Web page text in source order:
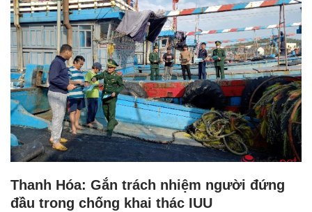
Thanh Hóa: Gắn trách nhiệm người đứng
đầu trong chống khai thác IUU